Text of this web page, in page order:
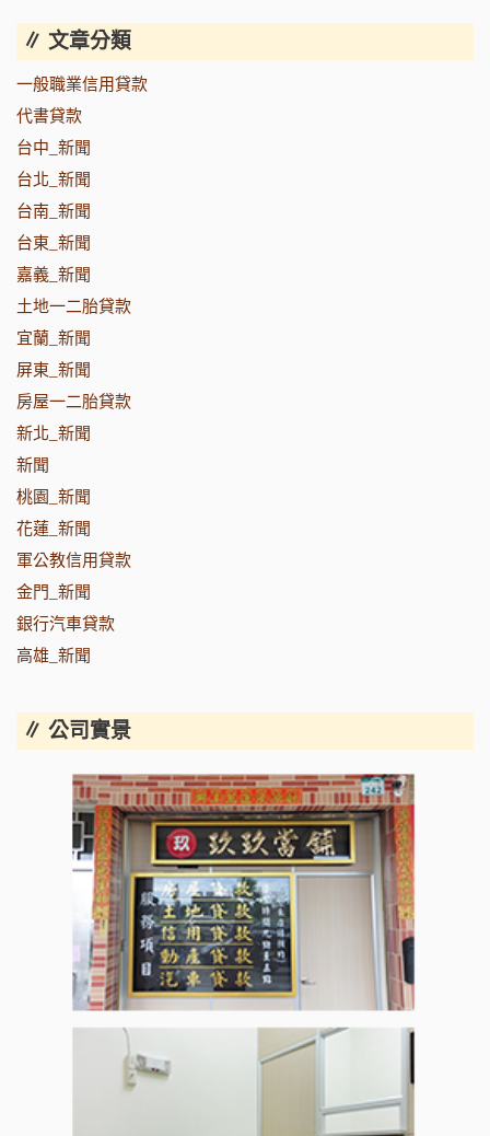
∥ 文章分類
一般職業信用貸款
代書貸款
台中_新聞
台北_新聞
台南_新聞
台東_新聞
嘉義_新聞
土地一二胎貸款
宜蘭_新聞
屏東_新聞
房屋一二胎貸款
新北_新聞
新聞
桃園_新聞
花蓮_新聞
軍公教信用貸款
金門_新聞
銀行汽車貸款
高雄_新聞
∥ 公司實景